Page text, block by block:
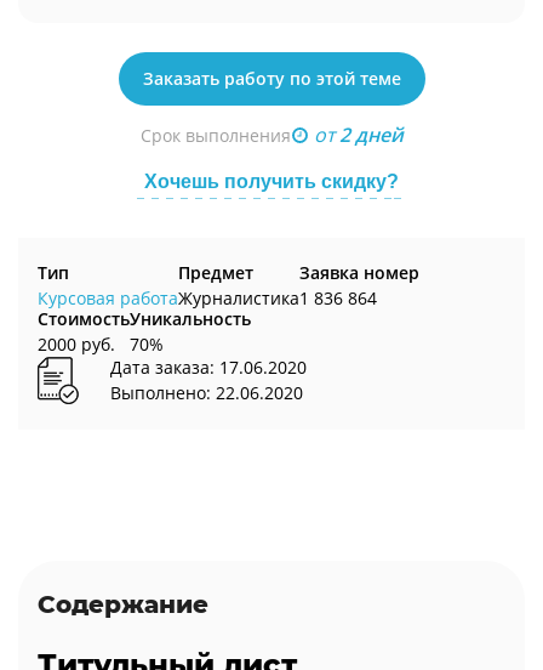
Заказать работу по этой теме
Срок выполнения от2 дней
Хочешь получить скидку?
Тип
Курсовая работа
Предмет
Журналистика
Заявка номер
1 836 864
Стоимость
2000 руб.
Уникальность
70%
Дата заказа: 17.06.2020
Выполнено: 22.06.2020
Содержание